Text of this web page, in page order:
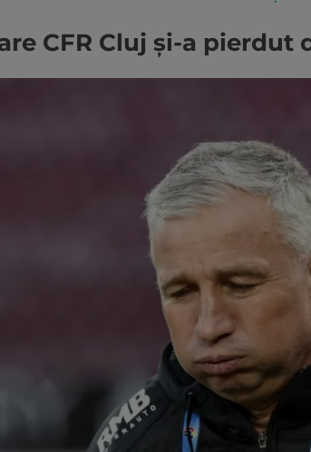
CFR Cluj și-a pierdut